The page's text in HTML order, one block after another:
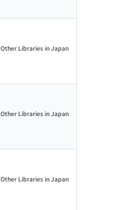
Other Libraries in Japan
Other Libraries in Japan
Other Libraries in Japan